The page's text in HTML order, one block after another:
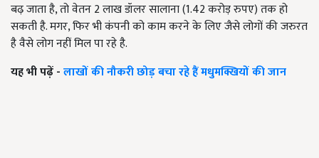
बढ़ जाता है, तो वेतन 2 लाख डॉलर सालाना (1.42 करोड़ रुपए) तक हो
सकती है. मगर, फिर भी कंपनी को काम करने के लिए जैसे लोगों की जरुरत
है वैसे लोग नहीं मिल पा रहे है.
यह भी पढ़ें -लाखों की नौकरी छोड़ बचा रहे हैं मधुमक्खियों की जान